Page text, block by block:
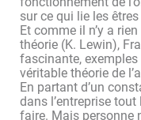
sur ce qui lie les
Et comme il n’y a
théorie (K. Lewin),
fascinante, exemples
véritable théorie de
En partant d’un
dans l’entreprise
faire. Mais personne